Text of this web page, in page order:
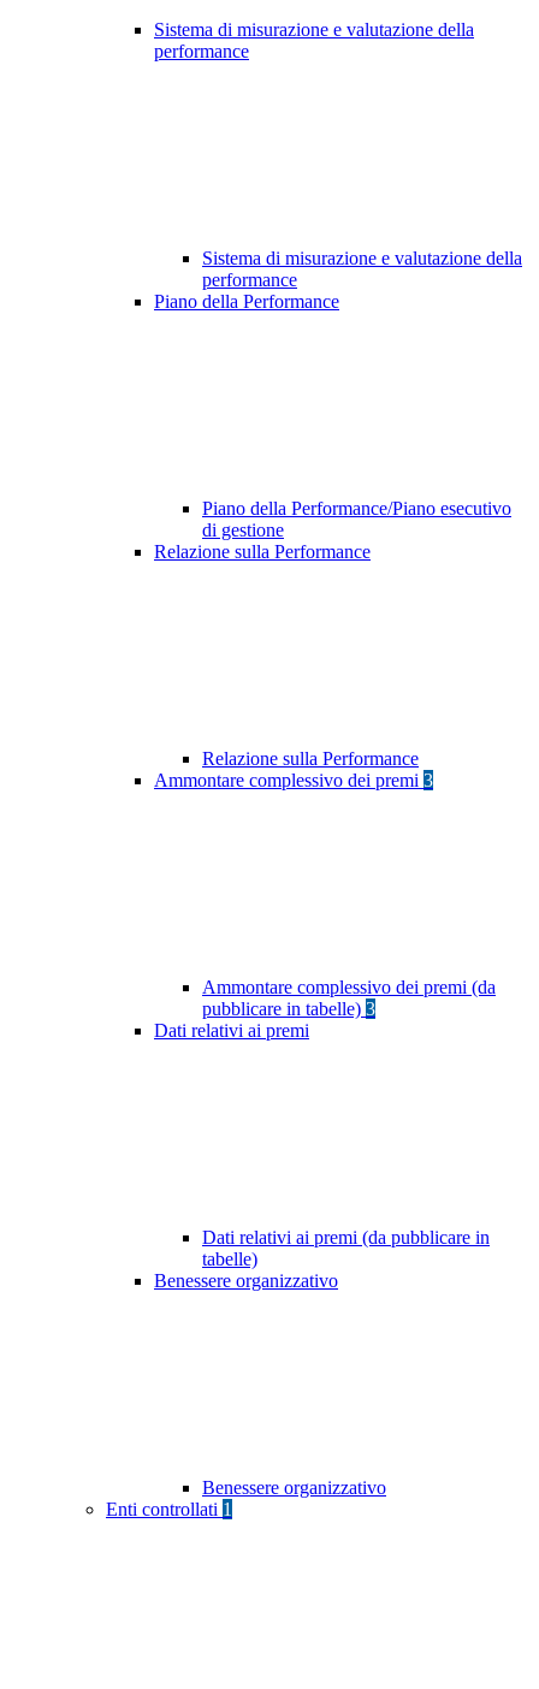
Sistema di misurazione e valutazione della
performance
Sistema di misurazione e valutazione della
performance
Piano della Performance
Piano della Performance/Piano esecutivo
di gestione
Relazione sulla Performance
Relazione sulla Performance
Ammontare complessivo dei premi 3
Ammontare complessivo dei premi (da
pubblicare in tabelle) 3
Dati relativi ai premi
Dati relativi ai premi (da pubblicare in
tabelle)
Benessere organizzativo
Benessere organizzativo
Enti controllati 1